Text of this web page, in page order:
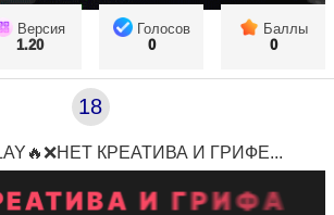
Версия
1.20
Голосов
0
Баллы
0
18
КРЕАТИВА И ГРИФЕ...